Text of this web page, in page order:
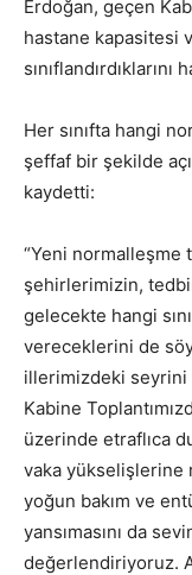
Erdoğan, geçen
hastane kapasitesi
sınıflandırdıklarını
Her sınıfta hangi
şeffaf bir şekilde
kaydetti:
“Yeni normalleşme
şehirlerimizin,
gelecekte hangi
vereceklerini de
illerimizdeki seyrini
Kabine
üzerinde etraflıca
vaka yükselişlerine
yoğun bakım ve
yansımasını da
değerlendiriyoruz.